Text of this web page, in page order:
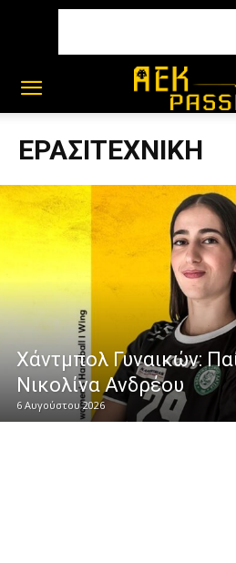
ΕΡΑΣΙΤΕΧΝΙΚΗ
Χάντμπολ Γυναικών:
Νικολίνα Ανδρέου
6 Αυγούστου 2026